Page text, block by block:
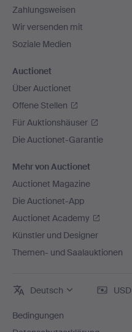
Zahlungsweisen
Wir versenden mit
Soziale Medien
Auctionet
Über Auctionet
Offene Stellen
Für Auktionshäuser
Die Auctionet-Garantie
Mehr von Auctionet
Auctionet Magazine
Die Auctionet-App
Auctionet Academy
Künstler und Designer
Themen- und Saalauktionen
Deutsch USD
Bedingungen